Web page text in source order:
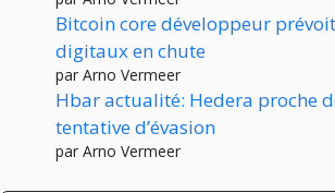
Bitcoin core développeur
digitaux en chute
par Arno Vermeer
Hbar actualité: Hedera proche
tentative d’évasion
par Arno Vermeer